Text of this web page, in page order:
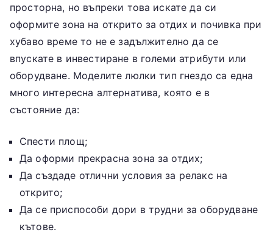
просторна, но въпреки това искате да си
оформите зона на открито за отдих и почивка при
хубаво време то не е задължително да се
впускате в инвестиране в големи атрибути или
оборудване. Моделите люлки тип гнездо са една
много интересна алтернатива, която е в
състояние да:
Спести площ;
Да оформи прекрасна зона за отдих;
Да създаде отлични условия за релакс на
открито;
Да се приспособи дори в трудни за оборудване
кътове.